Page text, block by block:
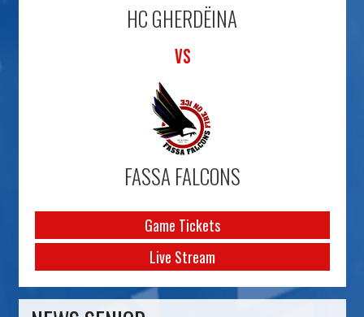
HC GHERDËINA
VS
FASSA FALCONS
Game Tickets
Live Stream